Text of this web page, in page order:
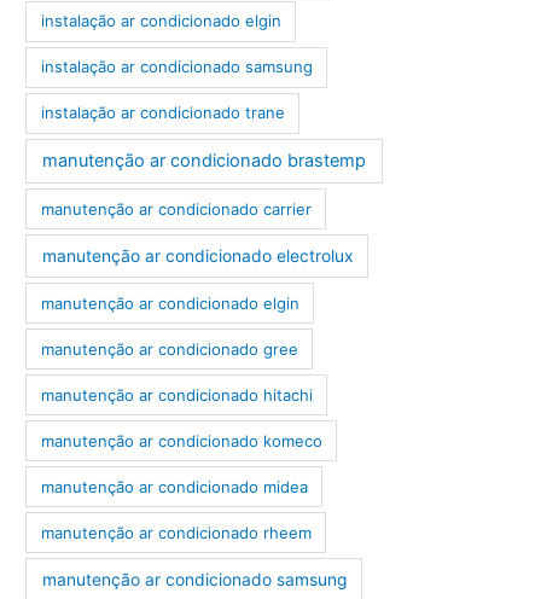
instalação ar condicionado elgin
instalação ar condicionado samsung
instalação ar condicionado trane
manutenção ar condicionado brastemp
manutenção ar condicionado carrier
manutenção ar condicionado electrolux
manutenção ar condicionado elgin
manutenção ar condicionado gree
manutenção ar condicionado hitachi
manutenção ar condicionado komeco
manutenção ar condicionado midea
manutenção ar condicionado rheem
manutenção ar condicionado samsung